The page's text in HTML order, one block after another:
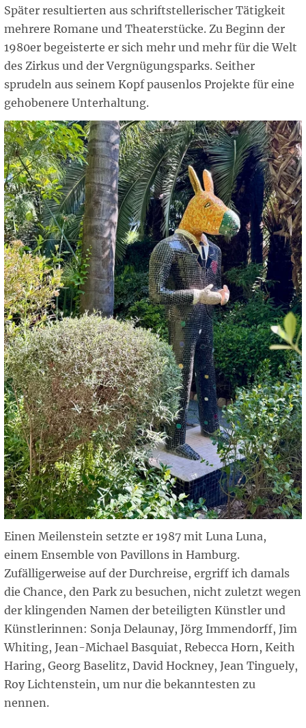
Später resultierten aus schriftstellerischer Tätigkeit
mehrere Romane und Theaterstücke. Zu Beginn der
1980er begeisterte er sich mehr und mehr für die Welt
des Zirkus und der Vergnügungsparks. Seither
sprudeln aus seinem Kopf pausenlos Projekte für eine
gehobenere Unterhaltung.
Einen Meilenstein setzte er 1987 mit Luna Luna,
einem Ensemble von Pavillons in Hamburg.
Zufälligerweise auf der Durchreise, ergriff ich damals
die Chance, den Park zu besuchen, nicht zuletzt wegen
der klingenden Namen der beteiligten Künstler und
Künstlerinnen: Sonja Delaunay, Jörg Immendorff, Jim
Whiting, Jean-Michael Basquiat, Rebecca Horn, Keith
Haring, Georg Baselitz, David Hockney, Jean Tinguely,
Roy Lichtenstein, um nur die bekanntesten zu
nennen.